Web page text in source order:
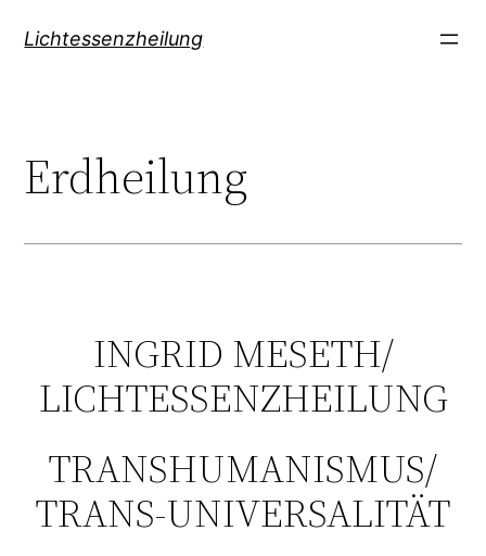
zumLichtessenzheilung
Erdheilung
INGRID MESETH/
LICHTESSENZHEILUNG
TRANSHUMANISMUS/
TRANS-UNIVERSALITÄT